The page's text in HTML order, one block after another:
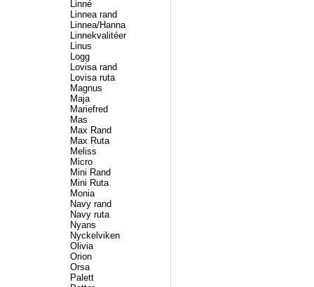
Linné
Linnea rand
Linnea/Hanna
Linnekvalitéer
Linus
Logg
Lovisa rand
Lovisa ruta
Magnus
Maja
Mariefred
Mas
Max Rand
Max Ruta
Meliss
Micro
Mini Rand
Mini Ruta
Monia
Navy rand
Navy ruta
Nyans
Nyckelviken
Olivia
Orion
Orsa
Palett